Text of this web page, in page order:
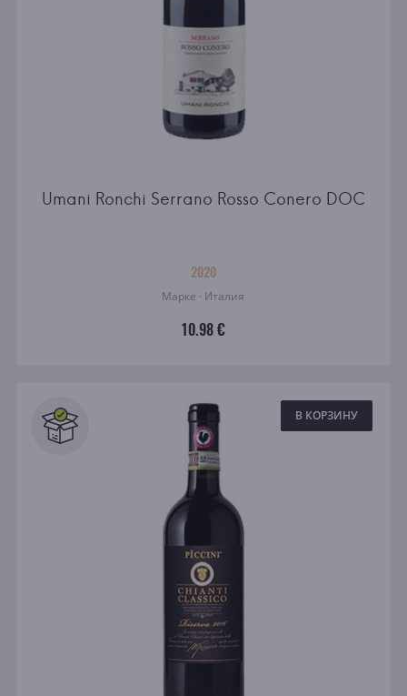
Umani Ronchi Serrano Rosso Conero DOC
2020
Марке · Италия
10.98 €
В КОРЗИНУ